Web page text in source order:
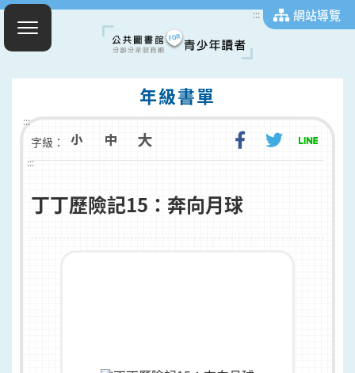
::: 網站導覽
年級書單
:::
字級：
:::
丁丁歷險記15：奔向月球